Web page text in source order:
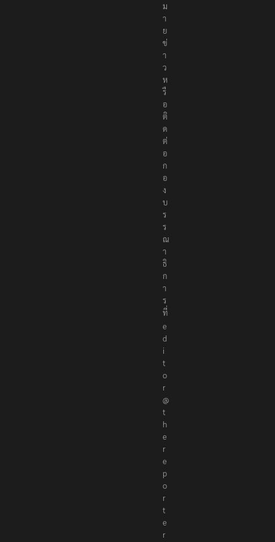
ม
า
ย
ข่
า
ว
ห
รื
อ
ติ
ด
ต่
อ
ก
อ
ง
บ
ร
ร
ณ
า
ธิ
ก
า
ร
ที่
e
d
i
t
o
r
@
t
h
e
r
e
p
o
r
t
e
r